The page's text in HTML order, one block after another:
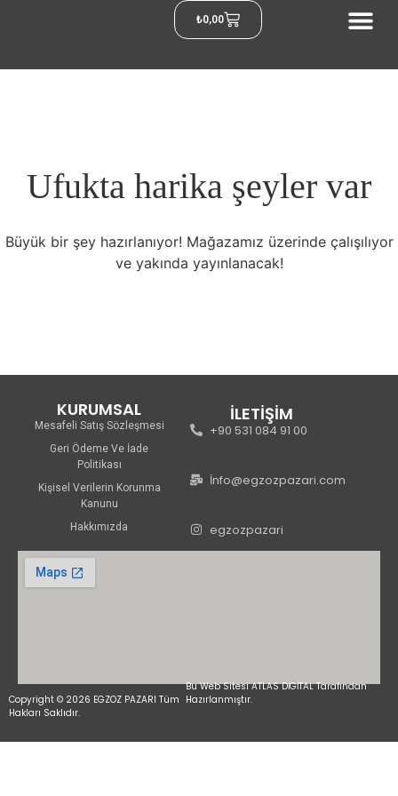
₺0,00
Ufukta harika şeyler var
Büyük bir şey hazırlanıyor! Mağazamız üzerinde çalışılıyor
ve yakında yayınlanacak!
KURUMSAL
Mesafeli Satış Sözleşmesi
Geri Ödeme Ve İade
Politikası
Kişisel Verilerin Korunma
Kanunu
Hakkımızda
İLETİŞİM
+90 531 084 91 00
İnfo@egzozpazari.com
egzozpazari
Copyright © 2026 EGZOZ PAZARI Tüm
Hakları Saklıdır.
Bu Web Sitesi ATLAS DİGİTAL Tarafından
Hazırlanmıştır.